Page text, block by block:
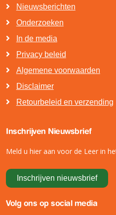
Nieuwsberichten
Onderzoeken
In de media
Privacy beleid
Algemene voorwaarden
Disclaimer
Retourbeleid en verzending
Inschrijven Nieuwsbrief
Meld u hier aan voor de Leer in
Inschrijven nieuwsbrief
Volg ons op social media